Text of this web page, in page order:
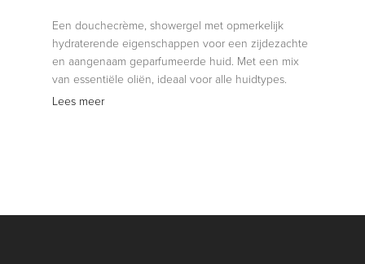
Een douchecrème, showergel met opmerkelijk
hydraterende eigenschappen voor een zijdezachte
en aangenaam geparfumeerde huid. Met een mix
van essentiële oliën, ideaal voor alle huidtypes.
Lees meer